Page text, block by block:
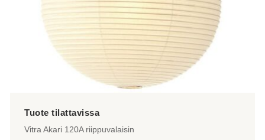
Vitra Akari 120A riippuvalaisin